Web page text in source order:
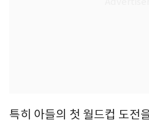
특히 아들의 첫 월드컵 도전